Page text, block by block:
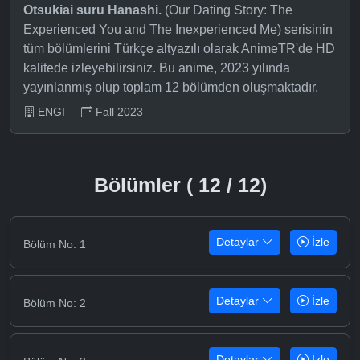
Otsukiai suru Hanashi. (Our Dating Story: The
Experienced You and The Inexperienced Me) serisinin
tüm bölümlerini Türkçe altyazılı olarak AnimeTR'de HD
kalitede izleyebilirsiniz. Bu anime, 2023 yılında
yayınlanmış olup toplam 12 bölümden oluşmaktadır.
ENGI Fall 2023
Bölümler ( 12 / 12)
Bölüm No: 1 Detaylar İzle
Bölüm No: 2 Detaylar İzle